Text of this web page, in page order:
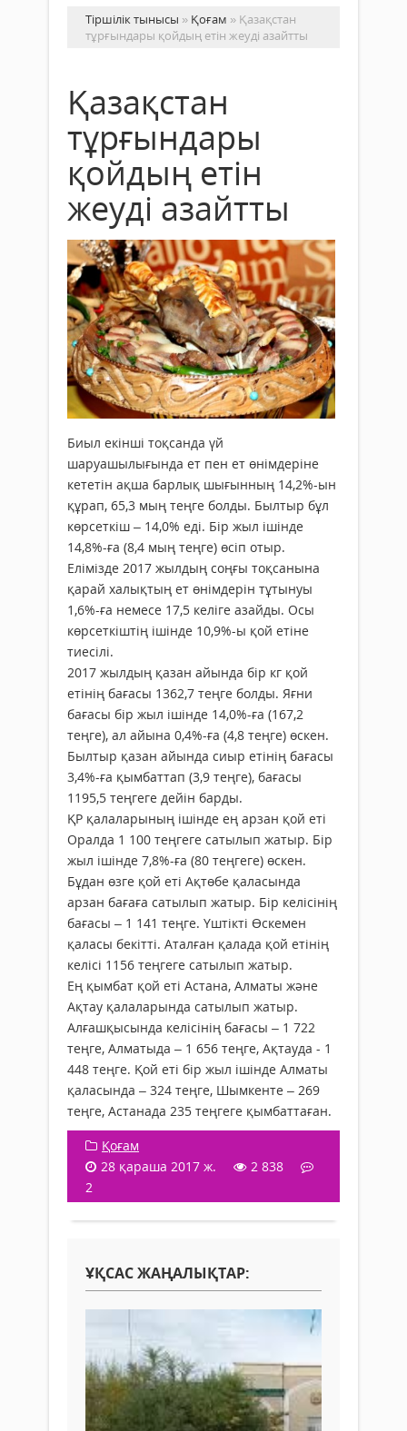
Тіршілік тынысы » Қоғам » Қазақстан
тұрғындары қойдың етін жеуді азайтты
Қазақстан
тұрғындары
қойдың етін
жеуді азайтты
Биыл екінші тоқсанда үй
шаруашылығында ет пен ет өнімдеріне
кететін ақша барлық шығынның 14,2%-ын
құрап, 65,3 мың теңге болды. Былтыр бұл
көрсеткіш – 14,0% еді. Бір жыл ішінде
14,8%-ға (8,4 мың теңге) өсіп отыр.
Елімізде 2017 жылдың соңғы тоқсанына
қарай халықтың ет өнімдерін тұтынуы
1,6%-ға немесе 17,5 келіге азайды. Осы
көрсеткіштің ішінде 10,9%-ы қой етіне
тиесілі.
2017 жылдың қазан айында бір кг қой
етінің бағасы 1362,7 теңге болды. Яғни
бағасы бір жыл ішінде 14,0%-ға (167,2
теңге), ал айына 0,4%-ға (4,8 теңге) өскен.
Былтыр қазан айында сиыр етінің бағасы
3,4%-ға қымбаттап (3,9 теңге), бағасы
1195,5 теңгеге дейін барды.
ҚР қалаларының ішінде ең арзан қой еті
Оралда 1 100 теңгеге сатылып жатыр. Бір
жыл ішінде 7,8%-ға (80 теңгеге) өскен.
Бұдан өзге қой еті Ақтөбе қаласында
арзан бағаға сатылып жатыр. Бір келісінің
бағасы – 1 141 теңге. Үштікті Өскемен
қаласы бекітті. Аталған қалада қой етінің
келісі 1156 теңгеге сатылып жатыр.
Ең қымбат қой еті Астана, Алматы және
Ақтау қалаларында сатылып жатыр.
Алғашқысында келісінің бағасы – 1 722
теңге, Алматыда – 1 656 теңге, Ақтауда - 1
448 теңге. Қой еті бір жыл ішінде Алматы
қаласында – 324 теңге, Шымкенте – 269
теңге, Астанада 235 теңгеге қымбаттаған.
Қоғам
28 қараша 2017 ж.
2 838
2
ҰҚСАС ЖАҢАЛЫҚТАР: